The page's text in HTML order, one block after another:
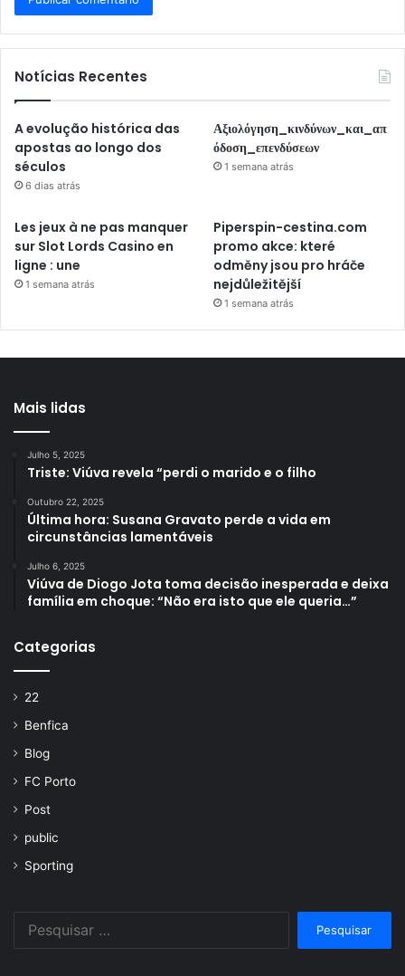
Notícias Recentes
A evolução histórica das
apostas ao longo dos
séculos
6 dias atrás
Αξιολόγηση_κινδύνων_και_απ
όδοση_επενδύσεων
1 semana atrás
Les jeux à ne pas manquer
sur Slot Lords Casino en
ligne : une
1 semana atrás
Piperspin-cestina.com
promo akce: které
odměny jsou pro hráče
nejdůležitější
1 semana atrás
Mais lidas
Julho 5, 2025
Triste: Viúva revela “perdi o marido e o filho
Outubro 22, 2025
Última hora: Susana Gravato perde a vida em
circunstâncias lamentáveis
Julho 6, 2025
Viúva de Diogo Jota toma decisão inesperada e deixa
família em choque: “Não era isto que ele queria…”
Categorias
22
Benfica
Blog
FC Porto
Post
public
Sporting